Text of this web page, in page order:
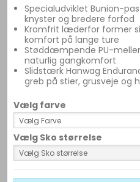
Specialudviklet Bunion-
knyster og bredere forfod
Kromfrit læderfor former
komfort på lange ture
Støddæmpende PU-
naturlig gangkomfort
Slidstærk Hanwag
greb på stier, grusveje og
Vælg farve
Vælg Farve
Vælg Sko størrelse
Vælg Sko størrelse